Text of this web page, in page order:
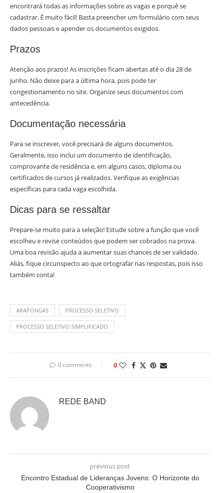
encontrará todas as informações sobre as vagas e porquê se
cadastrar. É muito fácil! Basta preencher um formulário com seus
dados pessoais e apender os documentos exigidos.
Prazos
Atenção aos prazos! As inscrições ficam abertas até o dia 28 de
junho. Não deixe para a última hora, pois pode ter
congestionamento no site. Organize seus documentos com
antecedência.
Documentação necessária
Para se inscrever, você precisará de alguns documentos.
Geralmente, isso inclui um documento de identificação,
comprovante de residência e, em alguns casos, diploma ou
certificados de cursos já realizados. Verifique as exigências
específicas para cada vaga escolhida.
Dicas para se ressaltar
Prepare-se muito para a seleção! Estude sobre a função que você
escolheu e revise conteúdos que podem ser cobrados na prova.
Uma boa revisão ajuda a aumentar suas chances de ser validado.
Aliás, fique circunspecto ao que ortografar nas respostas, pois isso
também conta!
ARAPONGAS PROCESSO SELETIVO
PROCESSO SELETIVO SIMPLIFICADO
0 comments 0
REDE BAND
previous post
Encontro Estadual de Lideranças Jovens: O Horizonte do
Cooperativismo